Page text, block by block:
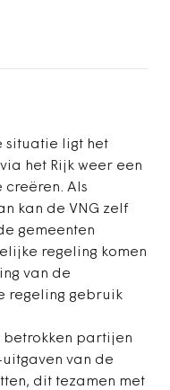
situatie ligt het
het Rijk weer een
creëren. Als
kan de VNG zelf
gemeenten
regeling komen
van de
regeling gebruik
betrokken partijen
van de
dit tezamen met